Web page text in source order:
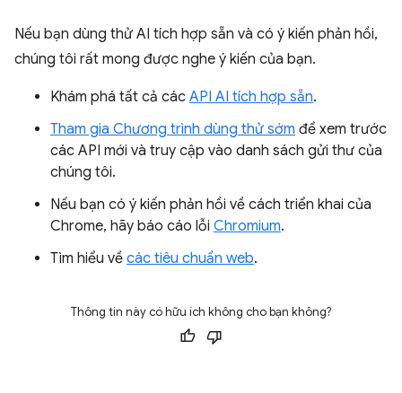
Nếu bạn dùng thử AI tích hợp sẵn và có ý kiến phản hồi,
chúng tôi rất mong được nghe ý kiến của bạn.
Khám phá tất cả các API AI tích hợp sẵn.
Tham gia Chương trình dùng thử sớm để xem trước
các API mới và truy cập vào danh sách gửi thư của
chúng tôi.
Nếu bạn có ý kiến phản hồi về cách triển khai của
Chrome, hãy báo cáo lỗi Chromium.
Tìm hiểu về các tiêu chuẩn web.
Thông tin này có hữu ích không cho bạn không?